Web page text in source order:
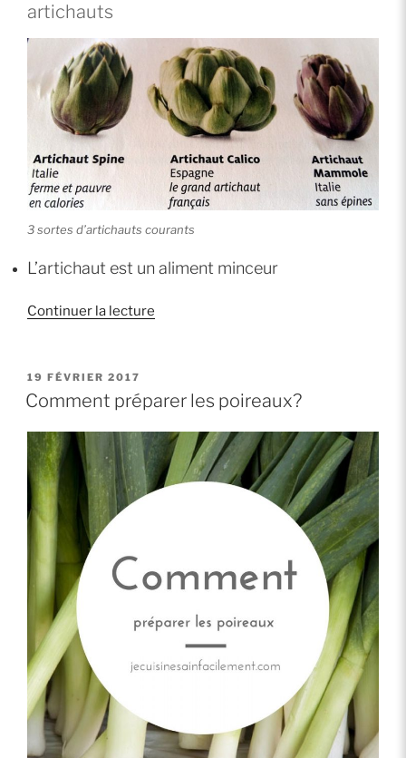
artichauts
3 sortes d’artichauts courants
L’artichaut est un aliment minceur
Continuer la lecture
au
de
votre
vie! »
PUBLIÉ
LE
19 FÉVRIER 2017
Comment préparer les poireaux?